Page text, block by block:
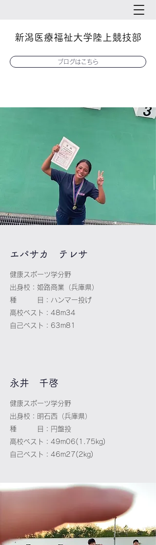
新潟医療福祉大学陸上競技部
ブログはこちら
エパサカ テレサ
健康スポーツ学分野
出身校：姫路商業（兵庫県）
種 目：ハンマー投げ
高校ベスト：48m34
自己ベスト：63m81
永井 千啓
健康スポーツ学分野
出身校：明石西（兵庫県）
種 目：円盤投
高校ベスト：49m06(1.75kg)
自己ベスト：46m27(2kg)